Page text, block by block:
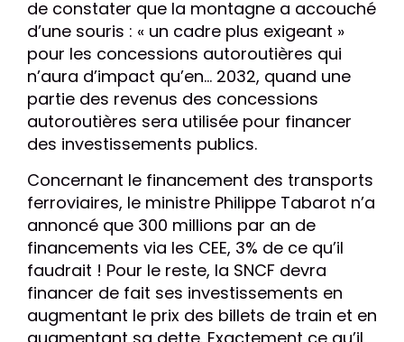
de constater que la montagne a accouché
d’une souris : « un cadre plus exigeant »
pour les concessions autoroutières qui
n’aura d’impact qu’en… 2032, quand une
partie des revenus des concessions
autoroutières sera utilisée pour financer
des investissements publics.
Concernant le financement des transports
ferroviaires, le ministre Philippe Tabarot n’a
annoncé que 300 millions par an de
financements via les CEE, 3% de ce qu’il
faudrait ! Pour le reste, la SNCF devra
financer de fait ses investissements en
augmentant le prix des billets de train et en